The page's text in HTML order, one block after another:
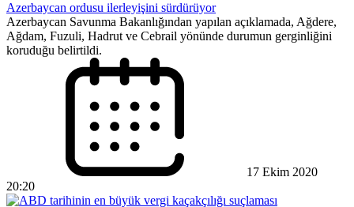
Azerbaycan ordusu ilerleyişini sürdürüyor
Azerbaycan Savunma Bakanlığından yapılan açıklamada, Ağdere,
Ağdam, Fuzuli, Hadrut ve Cebrail yönünde durumun gerginliğini
koruduğu belirtildi.
17 Ekim 2020
20:20